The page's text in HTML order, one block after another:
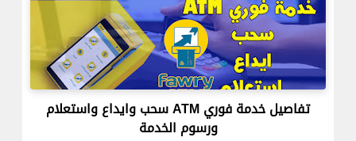
تفاصيل خدمة فوري ATM سحب وايداع واستعلام
ورسوم الخدمة